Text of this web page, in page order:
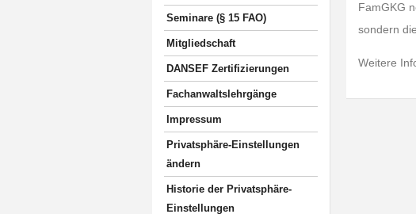
Seminare (§ 15 FAO)
Mitgliedschaft
DANSEF Zertifizierungen
Fachanwaltslehrgänge
Impressum
Privatsphäre-Einstellungen
ändern
Historie der Privatsphäre-
Einstellungen
FamGKG
sondern
Weitere